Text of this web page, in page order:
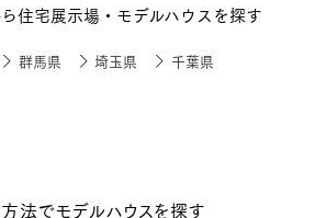
住宅展示場・モデルハウスを探す
群馬県 埼玉県
千葉県
法でモデルハウスを探す